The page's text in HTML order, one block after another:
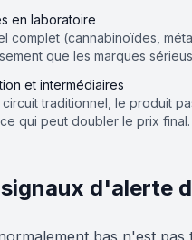
en laboratoire
complet (cannabinoïdes,
que les marques
et intermédiaires
circuit traditionnel, le produit
qui peut doubler le prix final.
d'alerte